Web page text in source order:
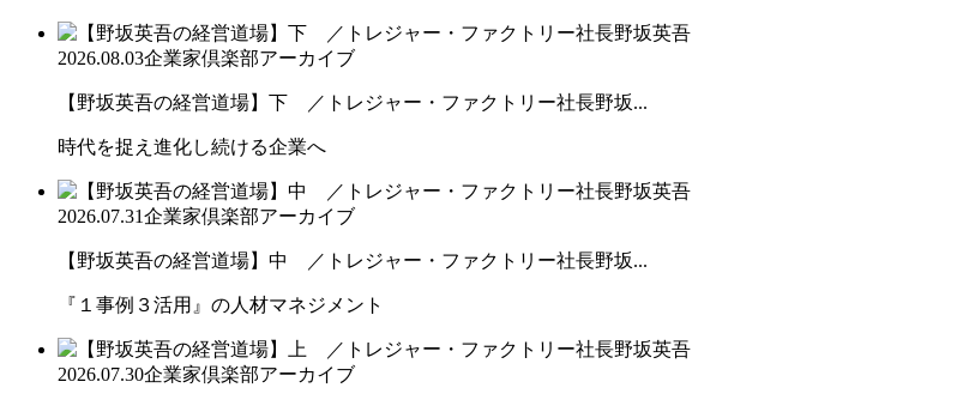
2026.08.03企業家倶楽部アーカイブ
【野坂英吾の経営道場】下 ／トレジャー・ファクトリー社長野坂...
時代を捉え進化し続ける企業へ
2026.07.31企業家倶楽部アーカイブ
【野坂英吾の経営道場】中 ／トレジャー・ファクトリー社長野坂...
『１事例３活用』の人材マネジメント
2026.07.30企業家倶楽部アーカイブ